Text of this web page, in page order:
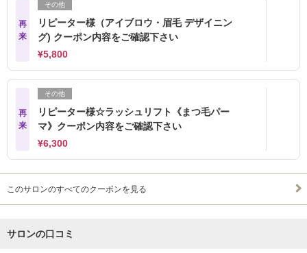
再
来
その他
リピーター様（アイブロウ・眉毛 デザイニン
グ) クーポン内容をご確認下さい
¥5,800
再
来
その他
リピーター様☆ラッシュリフト《まつ毛パー
マ》クーポン内容をご確認下さい
¥6,300
このサロンのすべてのクーポンを見る
サロンの口コミ